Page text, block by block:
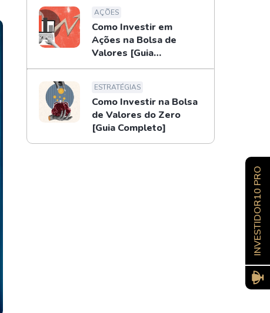
AÇÕES
Como Investir em
Ações na Bolsa de
Valores [Guia
Completo]
ESTRATÉGIAS
Como Investir na Bolsa
de Valores do Zero
[Guia Completo]
INVESTIDOR10 PRO